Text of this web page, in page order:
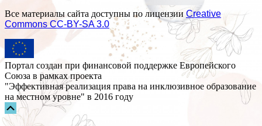
Все материалы сайта доступны по лицензии Creative
Commons СС-BY-SA 3.0
Портал создан при финансовой поддержке Европейского
Союза в рамках проекта
"Эффективная реализация права на инклюзивное образование
на местном уровне" в 2016 году
Прокрутка
вверх